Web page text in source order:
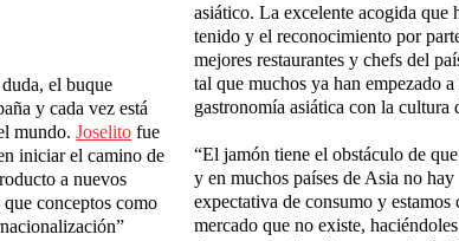
el buque
y cada vez está
mundo.Joselito fue
iniciar el camino de
a nuevos
conceptos como
asiático. La excelente acogida que
tenido y el reconocimiento por
mejores restaurantes y chefs del
tal que muchos ya han empezado
gastronomía asiática con la cultura
“El jamón tiene el obstáculo de
y en muchos países de Asia no hay
expectativa de consumo y estamos
mercado que no existe,